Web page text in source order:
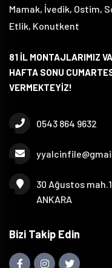
Mamak, İvedik, Ostim,
Etlik, Konutkent
81 İL MONTAJLARIMIZ
HAFTA SONU
VERMEKTEYİZ!
0543 864 9632
30 Ağustos
ANKARA
Bizi Takip Edin